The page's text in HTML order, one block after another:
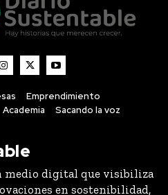
Emprendimiento
Academia Sacando la voz
medio digital que visibiliza
en sostenibilidad,